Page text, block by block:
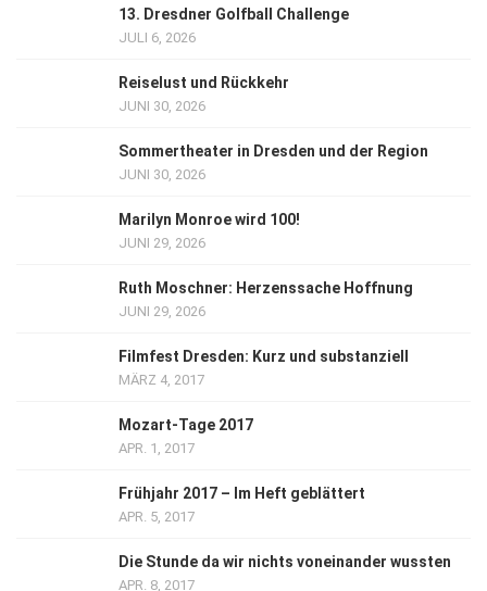
13. Dresdner Golfball Challenge
JULI 6, 2026
Reiselust und Rückkehr
JUNI 30, 2026
Sommertheater in Dresden und der Region
JUNI 30, 2026
Marilyn Monroe wird 100!
JUNI 29, 2026
Ruth Moschner: Herzenssache Hoffnung
JUNI 29, 2026
Filmfest Dresden: Kurz und substanziell
MÄRZ 4, 2017
Mozart-Tage 2017
APR. 1, 2017
Frühjahr 2017 – Im Heft geblättert
APR. 5, 2017
Die Stunde da wir nichts voneinander wussten
APR. 8, 2017